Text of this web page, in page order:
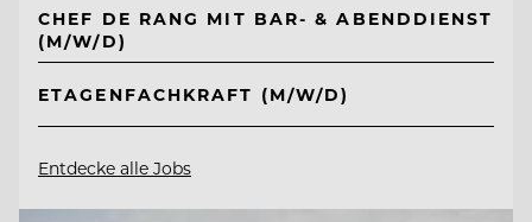
CHEF DE RANG MIT BAR- & ABENDDIENST
(M/W/D)
ETAGENFACHKRAFT (M/W/D)
Entdecke alle Jobs